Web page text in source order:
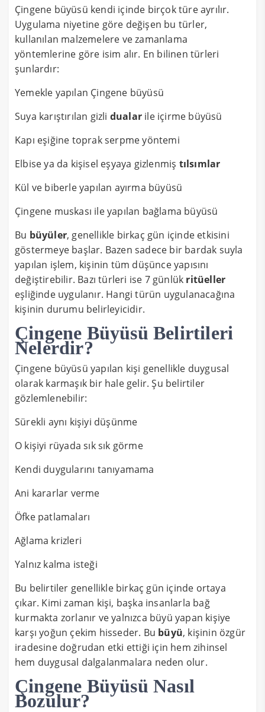
Çingene büyüsü kendi içinde birçok türe ayrılır.
Uygulama niyetine göre değişen bu türler,
kullanılan malzemelere ve zamanlama
yöntemlerine göre isim alır. En bilinen türleri
şunlardır:
Yemekle yapılan Çingene büyüsü
Suya karıştırılan gizli dualar ile içirme büyüsü
Kapı eşiğine toprak serpme yöntemi
Elbise ya da kişisel eşyaya gizlenmiş tılsımlar
Kül ve biberle yapılan ayırma büyüsü
Çingene muskası ile yapılan bağlama büyüsü
Bu büyüler, genellikle birkaç gün içinde etkisini
göstermeye başlar. Bazen sadece bir bardak suyla
yapılan işlem, kişinin tüm düşünce yapısını
değiştirebilir. Bazı türleri ise 7 günlük ritüeller
eşliğinde uygulanır. Hangi türün uygulanacağına
kişinin durumu belirleyicidir.
Çingene Büyüsü Belirtileri
Nelerdir?
Çingene büyüsü yapılan kişi genellikle duygusal
olarak karmaşık bir hale gelir. Şu belirtiler
gözlemlenebilir:
Sürekli aynı kişiyi düşünme
O kişiyi rüyada sık sık görme
Kendi duygularını tanıyamama
Ani kararlar verme
Öfke patlamaları
Ağlama krizleri
Yalnız kalma isteği
Bu belirtiler genellikle birkaç gün içinde ortaya
çıkar. Kimi zaman kişi, başka insanlarla bağ
kurmakta zorlanır ve yalnızca büyü yapan kişiye
karşı yoğun çekim hisseder. Bu büyü, kişinin özgür
iradesine doğrudan etki ettiği için hem zihinsel
hem duygusal dalgalanmalara neden olur.
Çingene Büyüsü Nasıl
Bozulur?